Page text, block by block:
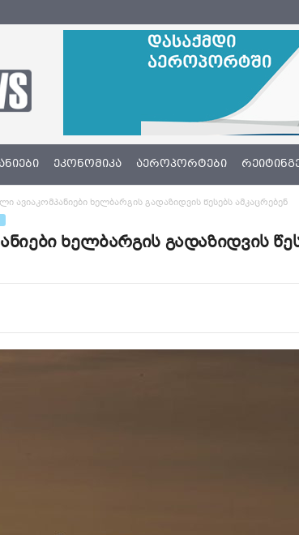
ᲔᲙᲝᲜᲝᲛᲘᲙᲐ ᲐᲔᲠᲝᲞᲝᲠᲢᲔᲑᲘ
ავიაკომპანიები ხელბარგის გადაზიდვის წესებს ამკაცრებენ
ხელბარგის გადაზიდვის